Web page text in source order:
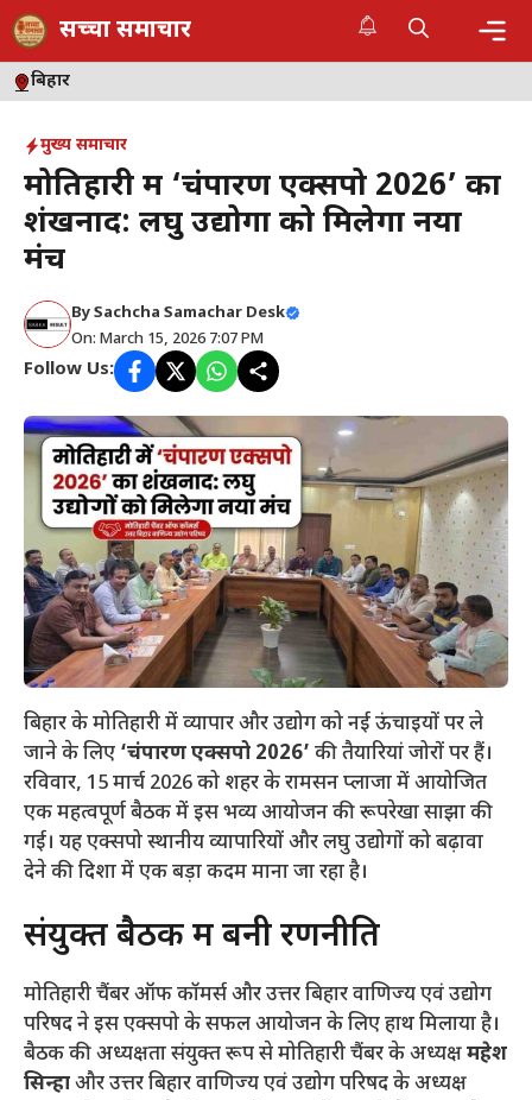
Skip
to
content
सच्चा समाचार
बिहार
मुख्य समाचार
मोतिहारी में ‘चंपारण एक्सपो 2026’ का
शंखनाद: लघु उद्योगों को मिलेगा नया
मंच
BySachcha Samachar Desk
On: March 15, 2026 7:07 PM
Follow Us:
बिहार के मोतिहारी में व्यापार और उद्योग को नई ऊंचाइयों पर ले
जाने के लिए ‘चंपारण एक्सपो 2026’ की तैयारियां जोरों पर हैं।
रविवार, 15 मार्च 2026 को शहर के रामसन प्लाजा में आयोजित
एक महत्वपूर्ण बैठक में इस भव्य आयोजन की रूपरेखा साझा की
गई। यह एक्सपो स्थानीय व्यापारियों और लघु उद्योगों को बढ़ावा
देने की दिशा में एक बड़ा कदम माना जा रहा है।
​संयुक्त बैठक में बनी रणनीति
​मोतिहारी चैंबर ऑफ कॉमर्स और उत्तर बिहार वाणिज्य एवं उद्योग
परिषद ने इस एक्सपो के सफल आयोजन के लिए हाथ मिलाया है।
बैठक की अध्यक्षता संयुक्त रूप से मोतिहारी चैंबर के अध्यक्षमहेश
सिन्हाऔर उत्तर बिहार वाणिज्य एवं उद्योग परिषद के अध्यक्ष